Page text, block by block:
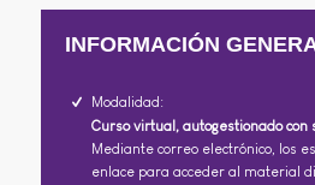
INFORMACIÓN
Modalidad:
Curso virtual, autogestionado con
Mediante correo electrónico, los
enlace para acceder al material